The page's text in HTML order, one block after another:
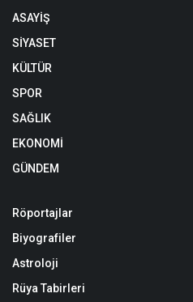
ASAYİŞ
SİYASET
KÜLTÜR
SPOR
SAĞLIK
EKONOMİ
GÜNDEM
Röportajlar
Biyografiler
Astroloji
Rüya Tabirleri